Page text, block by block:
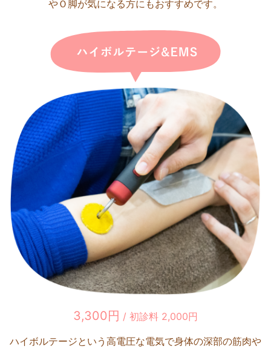
やＯ脚が気になる方にもおすすめです。
3,300円 / 初診料 2,000円
ハイボルテージという高電圧な電気で身体の深部の筋肉や